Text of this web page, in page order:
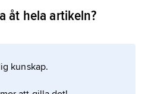
åt hela artikeln?
kunskap.